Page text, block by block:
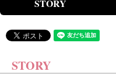
STORY
STORY